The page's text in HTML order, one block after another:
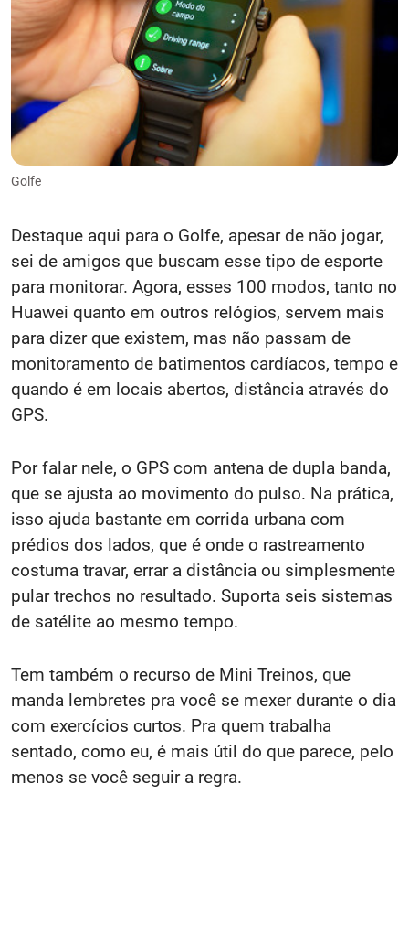
Golfe
Destaque aqui para o Golfe, apesar de não jogar,
sei de amigos que buscam esse tipo de esporte
para monitorar. Agora, esses 100 modos, tanto no
Huawei quanto em outros relógios, servem mais
para dizer que existem, mas não passam de
monitoramento de batimentos cardíacos, tempo e
quando é em locais abertos, distância através do
GPS.
Por falar nele, o GPS com antena de dupla banda,
que se ajusta ao movimento do pulso. Na prática,
isso ajuda bastante em corrida urbana com
prédios dos lados, que é onde o rastreamento
costuma travar, errar a distância ou simplesmente
pular trechos no resultado. Suporta seis sistemas
de satélite ao mesmo tempo.
Tem também o recurso de Mini Treinos, que
manda lembretes pra você se mexer durante o dia
com exercícios curtos. Pra quem trabalha
sentado, como eu, é mais útil do que parece, pelo
menos se você seguir a regra.